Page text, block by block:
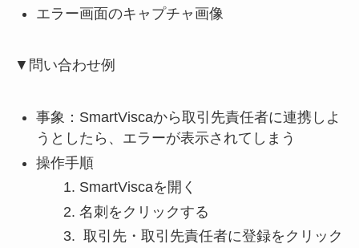
エラー画面のキャプチャ画像
▼問い合わせ例
事象：SmartViscaから取引先責任者に連携しよ
うとしたら、エラーが表示されてしまう
操作手順
SmartViscaを開く
名刺をクリックする
取引先・取引先責任者に登録をクリック